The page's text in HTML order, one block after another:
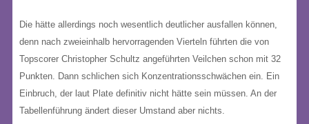
Die hätte allerdings noch wesentlich deutlicher ausfallen können,
denn nach zweieinhalb hervorragenden Vierteln führten die von
Topscorer Christopher Schultz angeführten Veilchen schon mit 32
Punkten. Dann schlichen sich Konzentrationsschwächen ein. Ein
Einbruch, der laut Plate definitiv nicht hätte sein müssen. An der
Tabellenführung ändert dieser Umstand aber nichts.